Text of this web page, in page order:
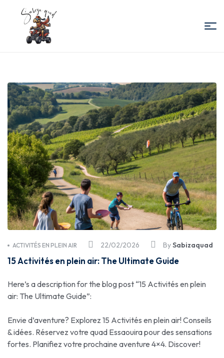
Quad
Essaouira
22/02/2026
ACTIVITÉS EN PLEIN AIR BySabizaquad
15 Activités en plein air: The Ultimate Guide
Here’s a description for the blog post “15 Activités en plein
air: The Ultimate Guide”:
Envie d’aventure? Explorez 15 Activités en plein air! Conseils
& idées. Réservez votre quad Essaouira pour des sensations
fortes. Planifiez votre prochaine aventure 4×4. Discover!